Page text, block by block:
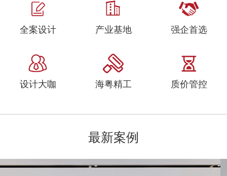
全案设计 产业基地 强企首选
设计大咖 海粤精工 质价管控
最新案例